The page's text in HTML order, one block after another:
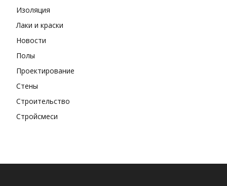
Изоляция
Лаки и краски
Новости
Полы
Проектирование
Стены
Строительство
Стройсмеси